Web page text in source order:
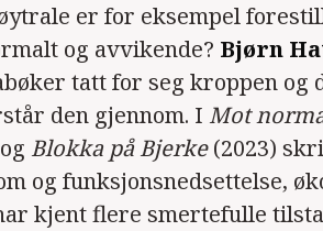
er for eksempel
og avvikende? Bjørn
tatt for seg kroppen og
den gjennom. I Mot
Blokka på Bjerke(2023)
og funksjonsnedsettelse,
kjent flere smertefulle